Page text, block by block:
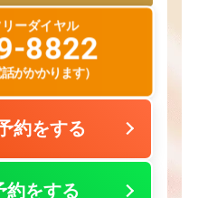
ーダイヤル
8822
がかかります）
約をする
約をする